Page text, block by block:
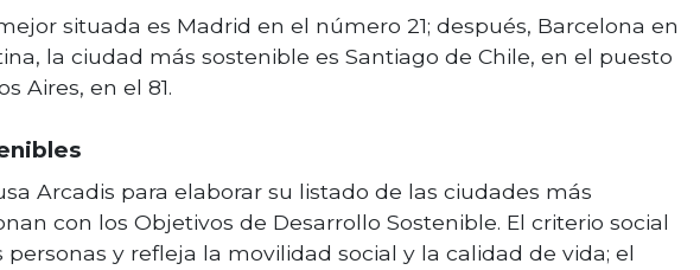
situada es Madrid en el número 21; después, Barcelona en
la ciudad más sostenible es Santiago de Chile, en el puesto
Aires, en el 81.
Arcadis para elaborar su listado de las ciudades más
con los Objetivos de Desarrollo Sostenible. El criterio social
y refleja la movilidad social y la calidad de vida; el